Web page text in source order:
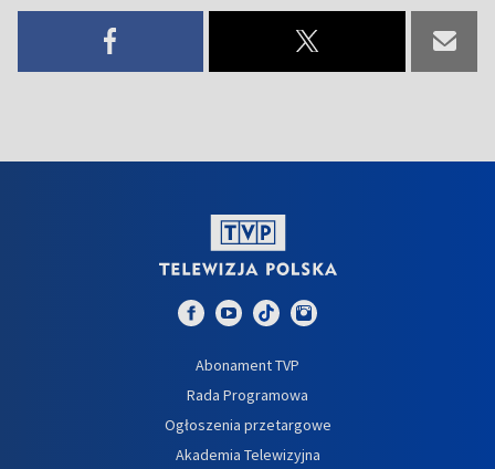
Abonament TVP
Rada Programowa
Ogłoszenia przetargowe
Akademia Telewizyjna